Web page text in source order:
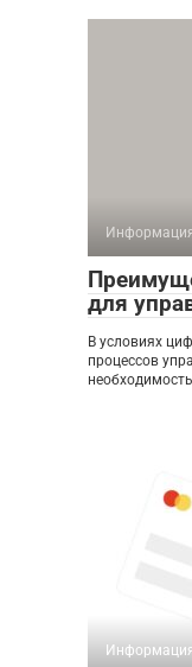
для
В условиях
процессов